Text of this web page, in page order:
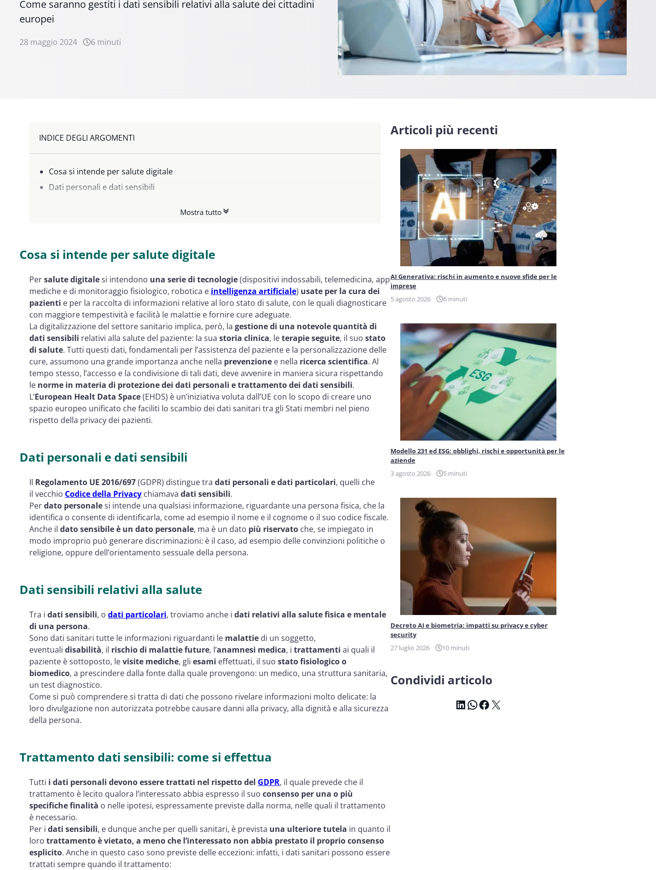
Come saranno gestiti i dati sensibili relativi alla salute dei cittadini
europei
28 maggio 2024 6 minuti
INDICE DEGLI ARGOMENTI
Cosa si intende per salute digitale
Dati personali e dati sensibili
Trattamento dati sensibili: come si effettua
European Health Data Space: quali sono i suoi obiettivi
European Health Data Space: privacy e sicurezza dei dati personali
Mostra tutto
Cosa si intende per salute digitale
Persalute digitalesi intendono una serie di tecnologie(dispositivi indossabili, telemedicina, app
mediche e di monitoraggio fisiologico, robotica e intelligenza artificiale) usate per la cura dei
pazienti e per la raccolta di informazioni relative al loro stato di salute, con le quali diagnosticare
con maggiore tempestività e facilità le malattie e fornire cure adeguate.
La digitalizzazione del settore sanitario implica, però, la gestione di una notevole quantità di
dati sensibili relativi alla salute del paziente: la sua storia clinica, leterapie seguite, il suo stato
di salute. Tutti questi dati, fondamentali per l’assistenza del paziente e la personalizzazione delle
cure, assumono una grande importanza anche nella prevenzione e nella ricerca scientifica. Al
tempo stesso, l’accesso e la condivisione di tali dati, deve avvenire in maniera sicura rispettando
le norme in materia di protezione dei dati personali e trattamento dei dati sensibili.
L’European Healt Data Space(EHDS) è un’iniziativa voluta dall’UE con lo scopo di creare uno
spazio europeo unificato che faciliti lo scambio dei dati sanitari tra gli Stati membri nel pieno
rispetto della privacy dei pazienti.
Dati personali e dati sensibili
Il Regolamento UE 2016/697(GDPR) distingue tra dati personali e dati particolari, quelli che
il vecchio Codice della Privacy chiamava dati sensibili.
Perdato personalesi intende una qualsiasi informazione, riguardante una persona fisica, che la
identifica o consente di identificarla, come ad esempio il nome e il cognome o il suo codice fiscale.
Anche il dato sensibile è un dato personale, ma è un dato più riservato che, se impiegato in
modo improprio può generare discriminazioni: è il caso, ad esempio delle convinzioni politiche o
religione, oppure dell’orientamento sessuale della persona.
Dati sensibili relativi alla salute
Tra i dati sensibili, o dati particolari, troviamo anche i dati relativi alla salute fisica e mentale
di una persona.
Sono dati sanitari tutte le informazioni riguardanti le malattie di un soggetto,
eventuali disabilità, il rischio di malattie future, l’anamnesi medica, i trattamenti ai quali il
paziente è sottoposto, levisite mediche, gli esami effettuati, il suo stato fisiologico o
biomedico, a prescindere dalla fonte dalla quale provengono: un medico, una struttura sanitaria,
un test diagnostico.
Come si può comprendere si tratta di dati che possono rivelare informazioni molto delicate: la
loro divulgazione non autorizzata potrebbe causare danni alla privacy, alla dignità e alla sicurezza
della persona.
Trattamento dati sensibili: come si effettua
Tutti i dati personali devono essere trattati nel rispetto del GDPR, il quale prevede che il
trattamento è lecito qualora l’interessato abbia espresso il suo consenso per una o più
specifiche finalità o nelle ipotesi, espressamente previste dalla norma, nelle quali il trattamento
è necessario.
Per i dati sensibili, e dunque anche per quelli sanitari, è prevista una ulteriore tutela in quanto il
loro trattamento è vietato, a meno che l’interessato non abbia prestato il proprio consenso
esplicito. Anche in questo caso sono previste delle eccezioni: infatti, i dati sanitari possono essere
trattati sempre quando il trattamento:
Articoli più recenti
AI Generativa: rischi in aumento e nuove sfide per le
imprese
5 agosto 2026
6 minuti
Modello 231 ed ESG: obblighi, rischi e opportunità per le
aziende
3 agosto 2026
5 minuti
Decreto AI e biometria: impatti su privacy e cyber
security
27 luglio 2026
10 minuti
Condividi articolo
LinkedIn WhatsApp Facebook X